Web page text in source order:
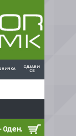
ОДЈАВИ
СЕ
0ден.